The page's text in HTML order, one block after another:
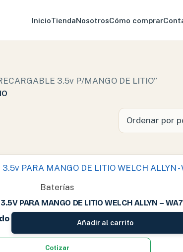
InicioTiendaNosotrosCómo comprar
3.5v P/MANGO DE LITIO”
Baterías
PARA MANGO DE LITIO WELCH ALLYN –
Añadir al carrito
Cotizar